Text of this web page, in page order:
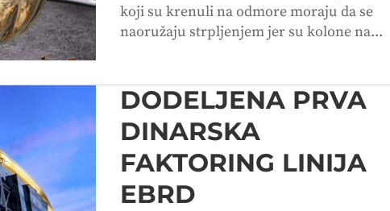
koji su krenuli na odmore moraju da se
naoružaju strpljenjem jer su kolone na...
DODELJENA PRVA
DINARSKA
FAKTORING LINIJA
EBRD